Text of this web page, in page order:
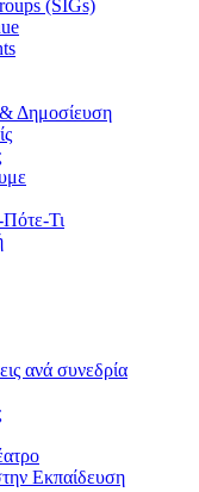
(SIGs)
Δημοσίευση
Τι
ανά συνεδρία
Εκπαίδευση